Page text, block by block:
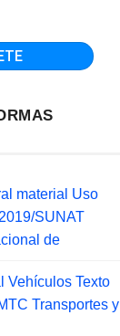
material Uso
SUNAT
de
Vehículos Texto
Transportes y